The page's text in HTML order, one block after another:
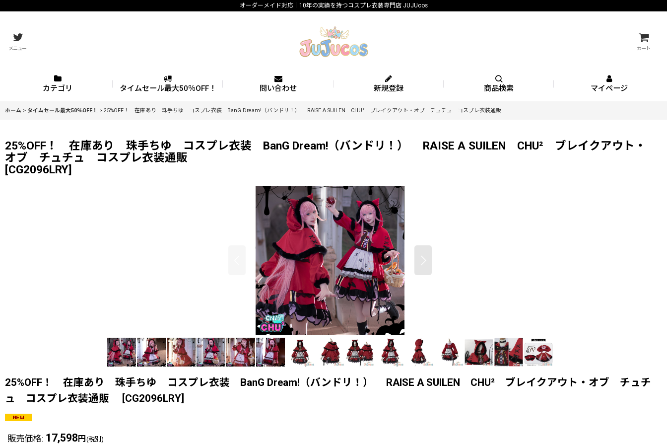
オーダーメイド対応｜10年の実績を持つコスプレ衣装専門店 JUJUcos
メニュー カート
カテゴリ タイムセール最大50％OFF！ 問い合わせ 新規登録 商品検索 マイページ
ホーム > タイムセール最大50％OFF！ > 25%OFF！ 在庫あり 珠手ちゆ コスプレ衣装 BanG Dream!（バンドリ！） RAISE A SUILEN CHU² ブレイクアウト・オブ チュチュ コスプレ衣装通販
25%OFF！ 在庫あり 珠手ちゆ コスプレ衣装 BanG Dream!（バンドリ！） RAISE A SUILEN CHU² ブレイクアウト・
オブ チュチュ コスプレ衣装通販
[CG2096LRY]
25%OFF！ 在庫あり 珠手ちゆ コスプレ衣装 BanG Dream!（バンドリ！） RAISE A SUILEN CHU² ブレイクアウト・オブ チュチ
ュ コスプレ衣装通販
[CG2096LRY]
販売価格: 17,598 円 (税別)